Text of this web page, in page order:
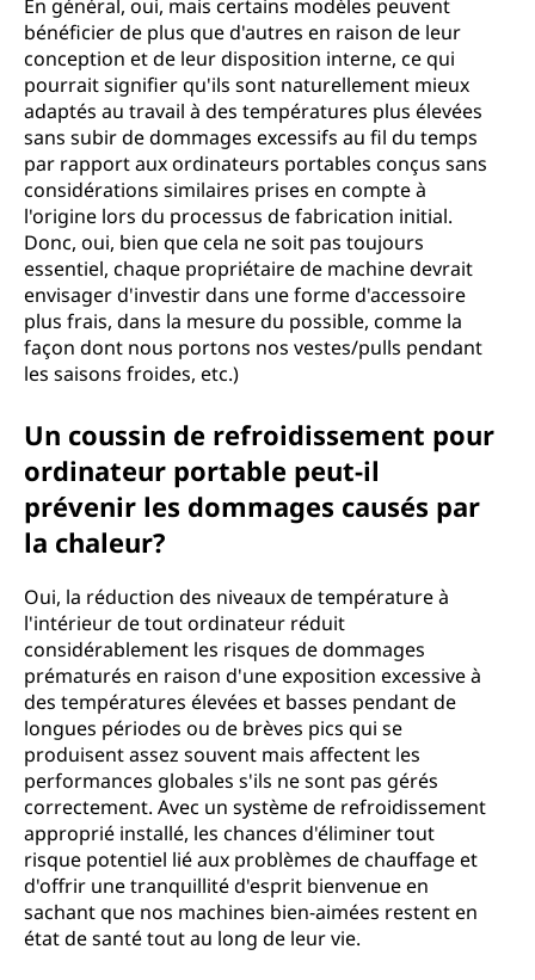
En général, oui, mais certains modèles peuvent
bénéficier de plus que d'autres en raison de leur
conception et de leur disposition interne, ce qui
pourrait signifier qu'ils sont naturellement mieux
adaptés au travail à des températures plus élevées
sans subir de dommages excessifs au fil du temps
par rapport aux ordinateurs portables conçus sans
considérations similaires prises en compte à
l'origine lors du processus de fabrication initial.
Donc, oui, bien que cela ne soit pas toujours
essentiel, chaque propriétaire de machine devrait
envisager d'investir dans une forme d'accessoire
plus frais, dans la mesure du possible, comme la
façon dont nous portons nos vestes/pulls pendant
les saisons froides, etc.)
Un coussin de refroidissement pour
ordinateur portable peut-il
prévenir les dommages causés par
la chaleur?
Oui, la réduction des niveaux de température à
l'intérieur de tout ordinateur réduit
considérablement les risques de dommages
prématurés en raison d'une exposition excessive à
des températures élevées et basses pendant de
longues périodes ou de brèves pics qui se
produisent assez souvent mais affectent les
performances globales s'ils ne sont pas gérés
correctement. Avec un système de refroidissement
approprié installé, les chances d'éliminer tout
risque potentiel lié aux problèmes de chauffage et
d'offrir une tranquillité d'esprit bienvenue en
sachant que nos machines bien-aimées restent en
état de santé tout au long de leur vie.